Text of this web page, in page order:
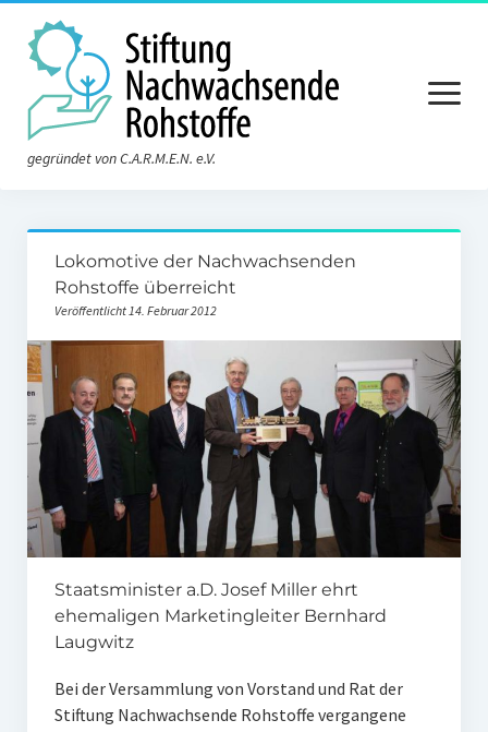
gegründet von C.A.R.M.E.N. e.V.
Menü
öffnen
Aktuelles
Die Stiftung
Über die Stiftung
Der Vorstand
Der Stiftungsrat
Satzung
Unser Netzwerk
Unterstützen Sie uns
Datenschutz
Impressum und Disclaimer
Stipendien
Lokomotive der Nachwachsenden
Rohstoffe überreicht
Veröffentlicht 14. Februar 2012
Staatsminister a.D. Josef Miller ehrt
ehemaligen Marketingleiter Bernhard
Laugwitz
Bei der Versammlung von Vorstand und Rat der
Stiftung Nachwachsende Rohstoffe vergangene